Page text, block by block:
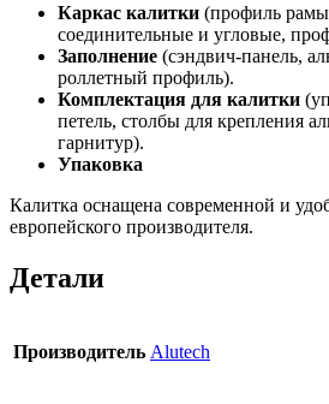
Каркас калитки (профиль
соединительные и угловые,
Заполнение (сэндвич-панель,
роллетный профиль).
Комплектация для калитки
петель, столбы для крепления
гарнитур).
Упаковка
Калитка оснащена современной и
европейского производителя.
Детали
Производитель Alutech